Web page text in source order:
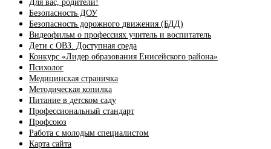
Для вас, родители!
Безопасность ДОУ
Безопасность дорожного движения (БДД)
Видеофильм о профессиях учитель и воспитатель
Дети с ОВЗ. Доступная среда
Конкурс «Лидер образования Енисейского района»
Психолог
Медицинская страничка
Методическая копилка
Питание в детском саду
Профессиональный стандарт
Профсоюз
Работа с молодым специалистом
Карта сайта